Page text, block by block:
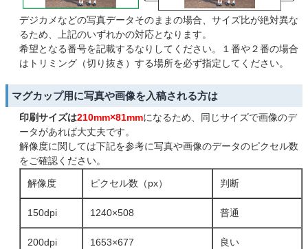
デジカメなどの写真データそのままの場合、サイズ比が絶対異な
るため、上記のいずれかの対応となります。
希望となる番号を記載するなりしてください。１番や２番の場合
はトリミング（切り抜き）する場所を必ず指定してください。
マグカップ用に写真や画像を入稿される方は
印刷サイズは210mm×81mmになるため、同じサイズで画像のデ
ータがあれば大丈夫です。
解像度に関しては下記を参考に写真や画像のデータのピクセル数
をご確認ください。
解像度 ピクセル数（px） 判断
150dpi 1240×508 普通
200dpi 1653×677 良い